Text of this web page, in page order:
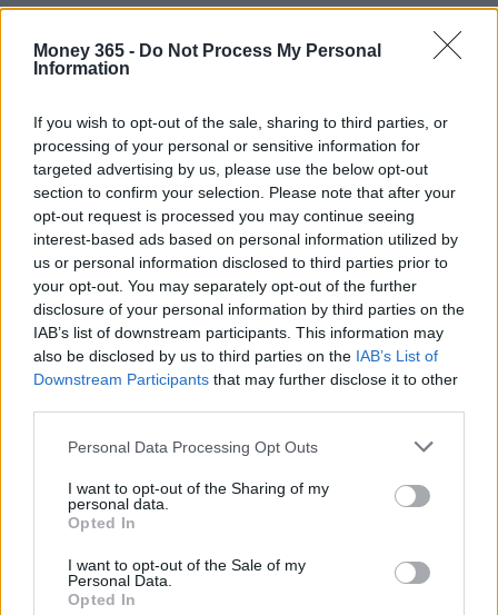
Money 365 - Do Not Process My Personal
Information
If you wish to opt-out of the sale, sharing to third parties, or
processing of your personal or sensitive information for
targeted advertising by us, please use the below opt-out
section to confirm your selection. Please note that after your
opt-out request is processed you may continue seeing
interest-based ads based on personal information utilized by
us or personal information disclosed to third parties prior to
your opt-out. You may separately opt-out of the further
disclosure of your personal information by third parties on the
IAB’s list of downstream participants. This information may
also be disclosed by us to third parties on the IAB’s List of
Downstream Participants that may further disclose it to other
Please note that this website/app uses one or more Google
not limited to your visit or usage behaviour. You may click to
grant or deny consent to Google and its third-party tags to
use your data for below specified purposes in below Google
consent section.
Personal Data Processing Opt Outs
I want to opt-out of the Sharing of my
personal data.
Opted In
I want to opt-out of the Sale of my
Personal Data.
Opted In
Continua a leggere
MONEY NEWS